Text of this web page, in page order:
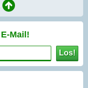
E-Mail!
Los!